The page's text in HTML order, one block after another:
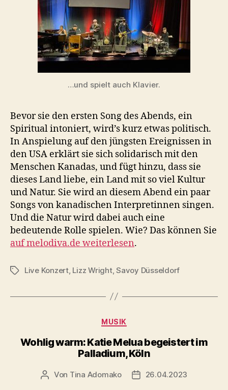
…und spielt auch Klavier.
Bevor sie den ersten Song des Abends, ein
Spiritual intoniert, wird’s kurz etwas politisch.
In Anspielung auf den jüngsten Ereignissen in
den USA erklärt sie sich solidarisch mit den
Menschen Kanadas, und fügt hinzu, dass sie
dieses Land liebe, ein Land mit so viel Kultur
und Natur. Sie wird an diesem Abend ein paar
Songs von kanadischen Interpretinnen singen.
Und die Natur wird dabei auch eine
bedeutende Rolle spielen. Wie? Das können Sie
auf melodiva.de weiterlesen.
Schlagwörter
Live Konzert, Lizz Wright,Savoy Düsseldorf
Kategorien
MUSIK
Wohlig warm: Katie Melua begeistert im
Palladium, Köln
Beitragsautor
Von Tina Adomako Veröffentlichungsdatum
26.04.2023